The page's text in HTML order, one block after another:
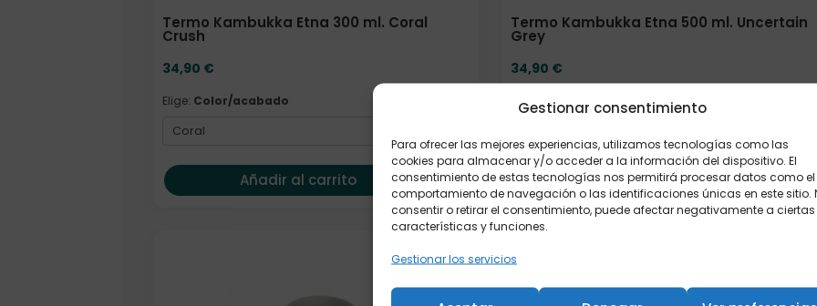
Gestionar consentimiento
Para ofrecer las mejores experiencias, utilizamos tecnologías como las
cookies para almacenar y/o acceder a la información del dispositivo. El
consentimiento de estas tecnologías nos permitirá procesar datos como el
comportamiento de navegación o las identificaciones únicas en este sitio.
consentir o retirar el consentimiento, puede afectar negativamente a ciertas
características y funciones.
Gestionar los servicios
Termo Kambukka Etna 300 ml. Coral
Crush
34,90 €
Elige: Color/acabado
Añadir al carrito
Termo Kambukka Etna 500 ml. Uncertain
Grey
34,90 €
Elige: Color/acabado
Añadir al carrito